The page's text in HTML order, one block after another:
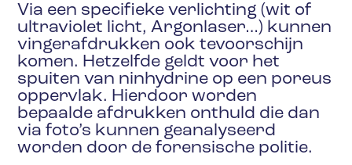
Via een specifieke verlichting (wit of
ultraviolet licht, Argonlaser…) kunnen
vingerafdrukken ook tevoorschijn
komen. Hetzelfde geldt voor het
spuiten van ninhydrine op een poreus
oppervlak. Hierdoor worden
bepaalde afdrukken onthuld die dan
via foto’s kunnen geanalyseerd
worden door de forensische politie.